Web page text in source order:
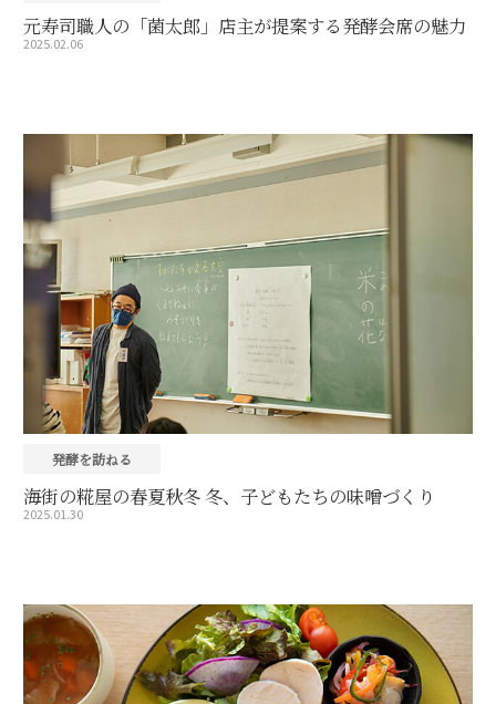
元寿司職人の「菌太郎」店主が提案する発酵会席の魅力
2025.02.06
発酵を訪ねる
海街の糀屋の春夏秋冬 冬、子どもたちの味噌づくり
2025.01.30